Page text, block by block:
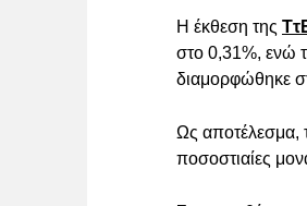
Η έκθεση της
στο 0,31%, ενώ
διαμορφώθηκε
Ως αποτέλεσμα,
ποσοστιαίες